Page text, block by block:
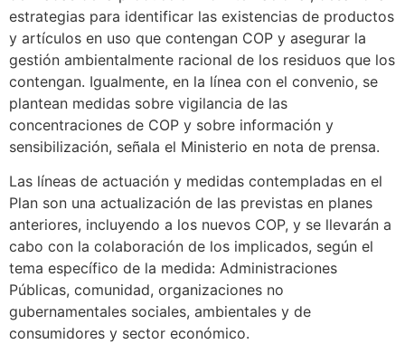
estrategias para identificar las existencias de productos
y artículos en uso que contengan COP y asegurar la
gestión ambientalmente racional de los residuos que los
contengan. Igualmente, en la línea con el convenio, se
plantean medidas sobre vigilancia de las
concentraciones de COP y sobre información y
sensibilización, señala el Ministerio en nota de prensa.
Las líneas de actuación y medidas contempladas en el
Plan son una actualización de las previstas en planes
anteriores, incluyendo a los nuevos COP, y se llevarán a
cabo con la colaboración de los implicados, según el
tema específico de la medida: Administraciones
Públicas, comunidad, organizaciones no
gubernamentales sociales, ambientales y de
consumidores y sector económico.